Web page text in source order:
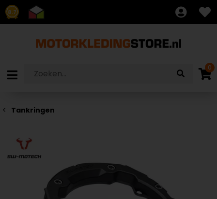
8.7
0
Tankringen